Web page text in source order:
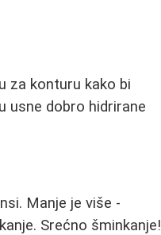
za konturu kako bi
usne dobro hidrirane
Manje je više -
Srećno šminkanje!